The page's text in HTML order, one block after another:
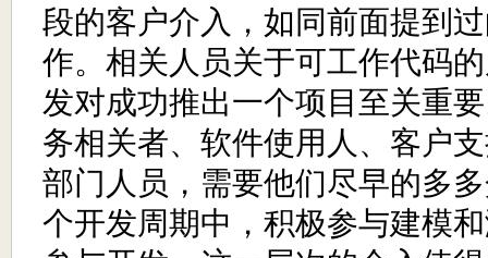
段的客户介入，如同前面提到
作。相关人员关于可工作代码
发对成功推出一个项目至关重
务相关者、软件使用人、客户
部门人员，需要他们尽早的多
个开发周期中，积极参与建模